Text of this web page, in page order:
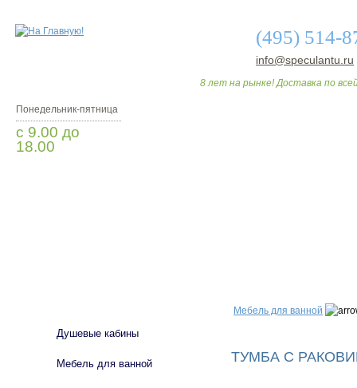
(495) 514-
info@speculantu.ru
8 лет на рынке! Доставка по
Понедельник-пятница
с 9.00 до
18.00
Мебель для ванной
ТУМБА С
Душевые кабины
Мебель для ванной